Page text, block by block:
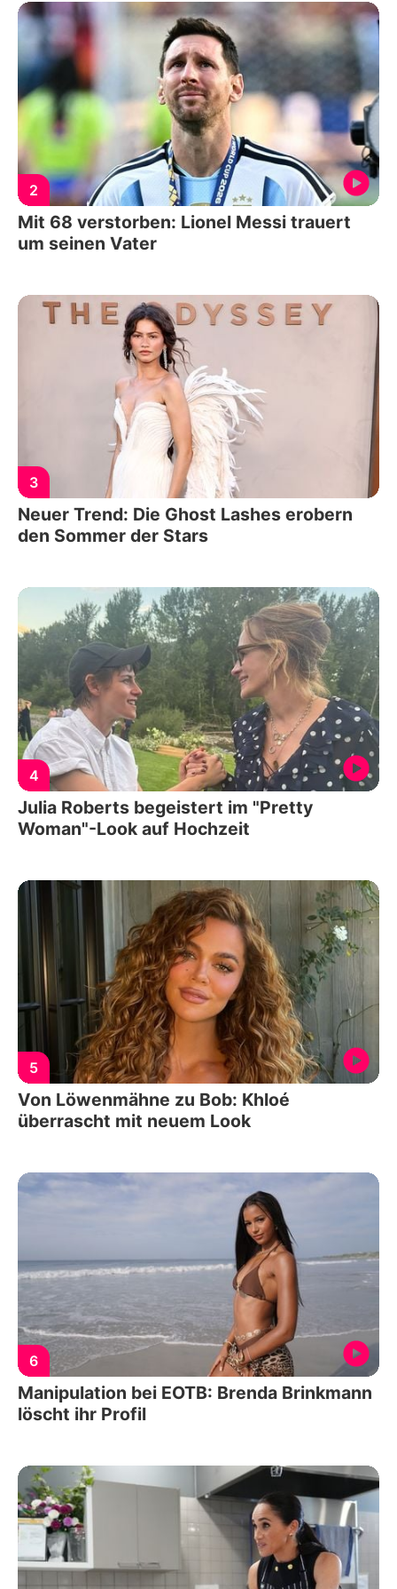
2
Mit 68 verstorben: Lionel Messi trauert
um seinen Vater
3
Neuer Trend: Die Ghost Lashes erobern
den Sommer der Stars
4
Julia Roberts begeistert im "Pretty
Woman"-Look auf Hochzeit
5
Von Löwenmähne zu Bob: Khloé
überrascht mit neuem Look
6
Manipulation bei EOTB: Brenda Brinkmann
löscht ihr Profil